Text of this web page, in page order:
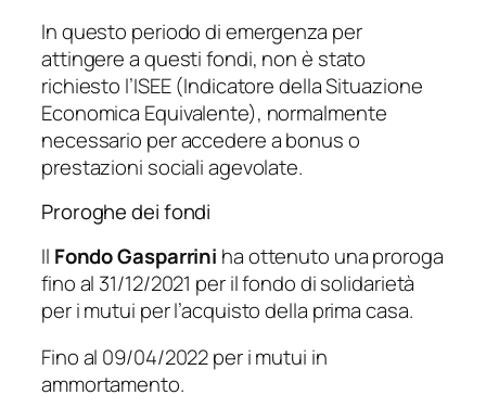
In questo periodo di emergenza per
attingere a questi fondi, non è stato
richiesto l’ISEE (Indicatore della Situazione
Economica Equivalente), normalmente
necessario per accedere a bonus o
prestazioni sociali agevolate.
Proroghe dei fondi
Il Fondo Gasparrini ha ottenuto una proroga
fino al 31/12/2021 per il fondo di solidarietà
per i mutui per l’acquisto della prima casa.
Fino al 09/04/2022 per i mutui in
ammortamento.